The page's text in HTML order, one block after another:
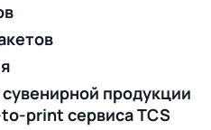
продукции
print сервиса TCS